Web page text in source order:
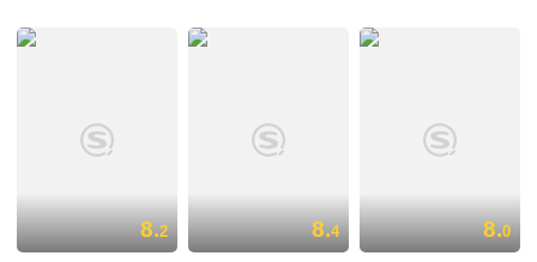
8.2 8.4 8.0